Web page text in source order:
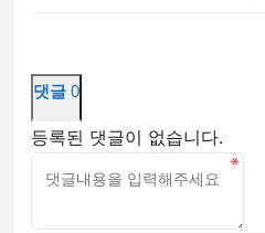
댓글 0
등록된 댓글이 없습니다.